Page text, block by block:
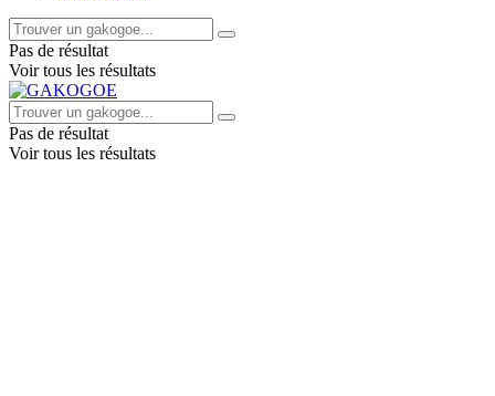
Pas de résultat
Voir tous les résultats
Pas de résultat
Voir tous les résultats